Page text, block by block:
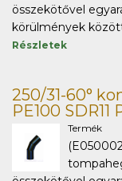
összekötővel
körülmények
Részletek
250/31-60°
PE100 SDR11
Termék